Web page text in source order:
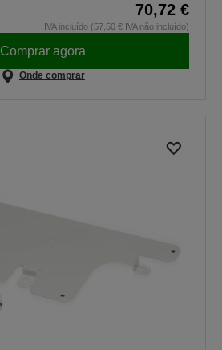
70,72 €
IVA incluído (57,50 € IVA não incluído)
Comprar agora
Onde comprar